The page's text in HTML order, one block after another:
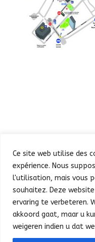
Ce site web utilise des
expérience. Nous
l'utilisation, mais vous
souhaitez. Deze
ervaring te verbeteren.
akkoord gaat, maar u
weigeren indien u dat
Défilé
Concert et feu
Presse